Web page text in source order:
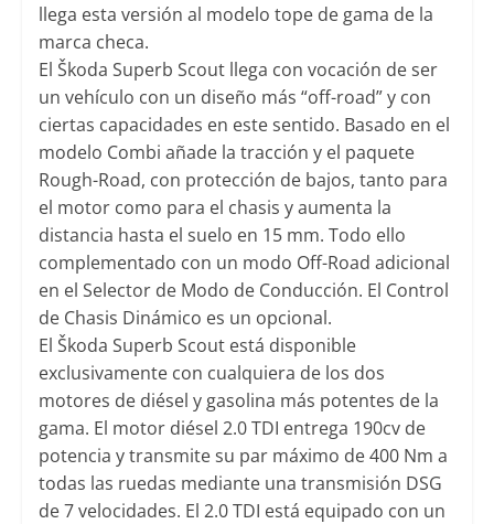
llega esta versión al modelo tope de gama de la
marca checa.
El Škoda Superb Scout llega con vocación de ser
un vehículo con un diseño más “off-road” y con
ciertas capacidades en este sentido. Basado en el
modelo Combi añade la tracción y el paquete
Rough-Road, con protección de bajos, tanto para
el motor como para el chasis y aumenta la
distancia hasta el suelo en 15 mm. Todo ello
complementado con un modo Off-Road adicional
en el Selector de Modo de Conducción. El Control
de Chasis Dinámico es un opcional.
El Škoda Superb Scout está disponible
exclusivamente con cualquiera de los dos
motores de diésel y gasolina más potentes de la
gama. El motor diésel 2.0 TDI entrega 190cv de
potencia y transmite su par máximo de 400 Nm a
todas las ruedas mediante una transmisión DSG
de 7 velocidades. El 2.0 TDI está equipado con un